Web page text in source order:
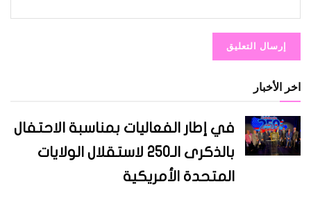
اخر الأخبار
في إطار الفعاليات بمناسبة الاحتفال
بالذكرى الـ250 لاستقلال الولايات
المتحدة الأمريكية